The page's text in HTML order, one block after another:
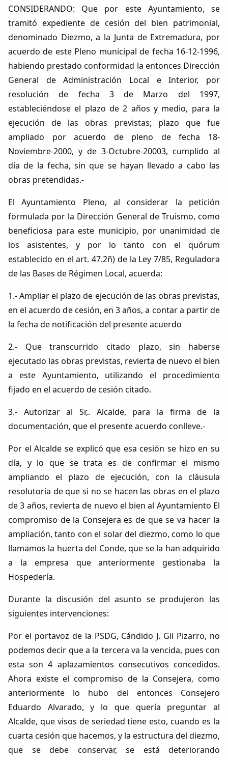
CONSIDERANDO: Que por este Ayuntamiento, se
tramitó expediente de cesión del bien patrimonial,
denominado Diezmo, a la Junta de Extremadura, por
acuerdo de este Pleno municipal de fecha 16-12-1996,
habiendo prestado conformidad la entonces Dirección
General de Administración Local e Interior, por
resolución de fecha 3 de Marzo del 1997,
estableciéndose el plazo de 2 años y medio, para la
ejecución de las obras previstas; plazo que fue
ampliado por acuerdo de pleno de fecha 18-
Noviembre-2000, y de 3-Octubre-20003, cumplido al
día de la fecha, sin que se hayan llevado a cabo las
obras pretendidas.-
El Ayuntamiento Pleno, al considerar la petición
formulada por la Dirección General de Truismo, como
beneficiosa para este municipio, por unanimidad de
los asistentes, y por lo tanto con el quórum
establecido en el art. 47.2ñ) de la Ley 7/85, Reguladora
de las Bases de Régimen Local, acuerda:
1.- Ampliar el plazo de ejecución de las obras previstas,
en el acuerdo de cesión, en 3 años, a contar a partir de
la fecha de notificación del presente acuerdo
2.- Que transcurrido citado plazo, sin haberse
ejecutado las obras previstas, revierta de nuevo el bien
a este Ayuntamiento, utilizando el procedimiento
fijado en el acuerdo de cesión citado.
3.- Autorizar al Sr,. Alcalde, para la firma de la
documentación, que el presente acuerdo conlleve.-
Por el Alcalde se explicó que esa cesión se hizo en su
día, y lo que se trata es de confirmar el mismo
ampliando el plazo de ejecución, con la cláusula
resolutoria de que si no se hacen las obras en el plazo
de 3 años, revierta de nuevo el bien al Ayuntamiento El
compromiso de la Consejera es de que se va hacer la
ampliación, tanto con el solar del diezmo, como lo que
llamamos la huerta del Conde, que se la han adquirido
a la empresa que anteriormente gestionaba la
Hospedería.
Durante la discusión del asunto se produjeron las
siguientes intervenciones:
Por el portavoz de la PSDG, Cándido J. Gil Pizarro, no
podemos decir que a la tercera va la vencida, pues con
esta son 4 aplazamientos consecutivos concedidos.
Ahora existe el compromiso de la Consejera, como
anteriormente lo hubo del entonces Consejero
Eduardo Alvarado, y lo que quería preguntar al
Alcalde, que visos de seriedad tiene esto, cuando es la
cuarta cesión que hacemos, y la estructura del diezmo,
que se debe conservar, se está deteriorando